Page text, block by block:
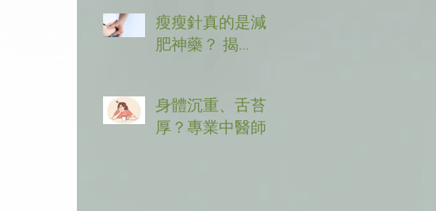
副作用(轉載《震
震有詞》)
瘦瘦針真的是減
肥神藥？ 揭
作用
身體沉重、舌苔
厚？專業中醫師